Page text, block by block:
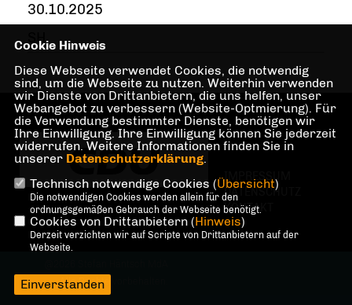
30.10.2025
SH
IMPRESSUM
DATENSCHUTZ
KONTAKT
Alle Rechte vorbehalten.
Cookie Hinweis
Diese Webseite verwendet Cookies, die notwendig
sind, um die Webseite zu nutzen. Weiterhin verwenden
wir Dienste von Drittanbietern, die uns helfen, unser
Webangebot zu verbessern (Website-Optmierung). Für
die Verwendung bestimmter Dienste, benötigen wir
Ihre Einwilligung. Ihre Einwilligung können Sie jederzeit
widerrufen. Weitere Informationen finden Sie in
unserer Datenschutzerklärung.
Technisch notwendige Cookies (Übersicht)
Die notwendigen Cookies werden allein für den
ordnungsgemäßen Gebrauch der Webseite benötigt.
Cookies von Drittanbietern (Hinweis)
Derzeit verzichten wir auf Scripte von Drittanbietern auf der
Webseite.
Einverstanden